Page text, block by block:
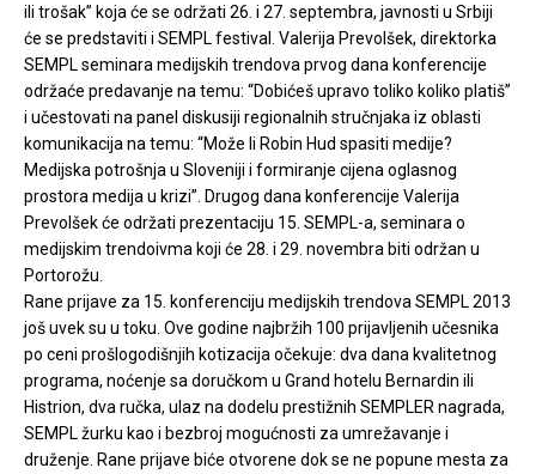
ili trošak” koja će se održati 26. i 27. septembra, javnosti u Srbiji
će se predstaviti i SEMPL festival. Valerija Prevolšek, direktorka
SEMPL seminara medijskih trendova prvog dana konferencije
održaće predavanje na temu: “Dobićeš upravo toliko koliko platiš”
i učestovati na panel diskusiji regionalnih stručnjaka iz oblasti
komunikacija na temu: “Može li Robin Hud spasiti medije?
Medijska potrošnja u Sloveniji i formiranje cijena oglasnog
prostora medija u krizi”. Drugog dana konferencije Valerija
Prevolšek će održati prezentaciju 15. SEMPL-a, seminara o
medijskim trendoivma koji će 28. i 29. novembra biti održan u
Portorožu.
Rane prijave za 15. konferenciju medijskih trendova SEMPL 2013
još uvek su u toku. Ove godine najbržih 100 prijavljenih učesnika
po ceni prošlogodišnjih kotizacija očekuje: dva dana kvalitetnog
programa, noćenje sa doručkom u Grand hotelu Bernardin ili
Histrion, dva ručka, ulaz na dodelu prestižnih SEMPLER nagrada,
SEMPL žurku kao i bezbroj mogućnosti za umrežavanje i
druženje. Rane prijave biće otvorene dok se ne popune mesta za